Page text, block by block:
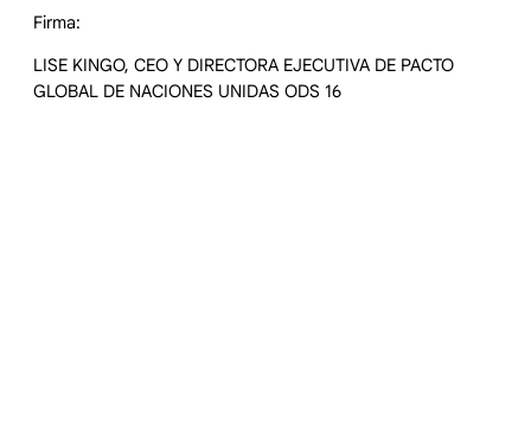
Firma:
LISE KINGO, CEO Y DIRECTORA EJECUTIVA DE PACTO
GLOBAL DE NACIONES UNIDAS ODS 16